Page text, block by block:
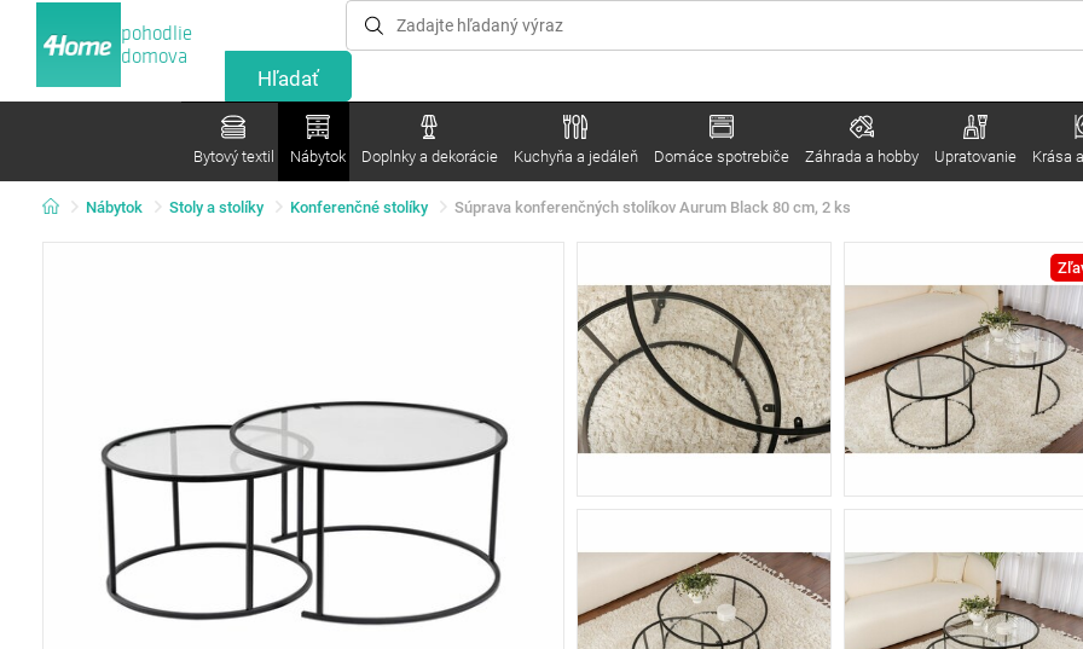
pohodlie
domova
Bytový textil Nábytok Doplnky a dekorácie Kuchyňa a jedáleň Domáce spotrebiče Záhrada a hobby Upratovanie Krása
Nábytok Stoly a stolíky Konferenčné stolíky Súprava konferenčných stolíkov Aurum Black 80 cm, 2 ks